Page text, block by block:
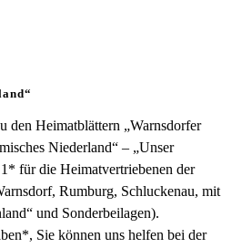
den Heimatblättern „Warnsdorfer
Niederland“ – „Unser
für die Heimatvertriebenen der
Rumburg, Schluckenau, mit
und Sonderbeilagen).
Sie können uns helfen bei der